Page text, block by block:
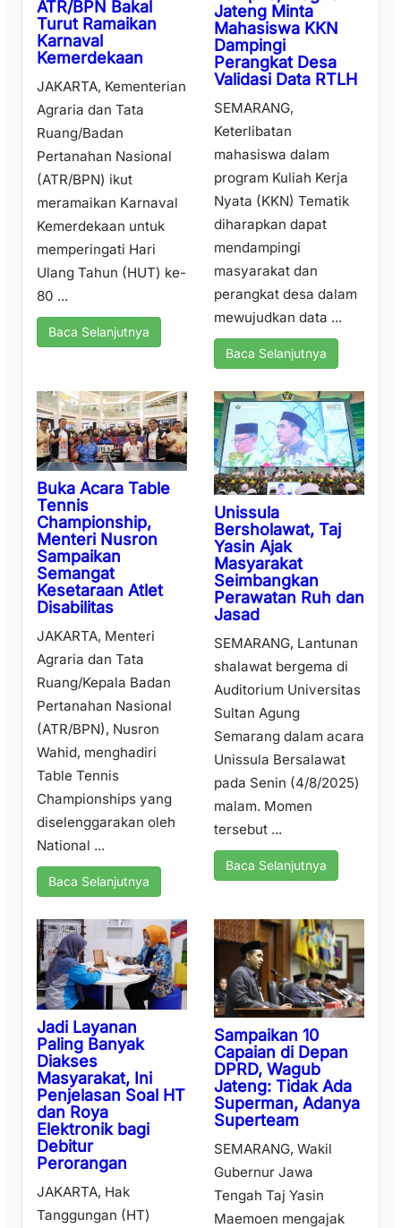
ATR/BPN Bakal
Turut Ramaikan
Karnaval
Kemerdekaan
JAKARTA, Kementerian
Agraria dan Tata
Ruang/Badan
Pertanahan Nasional
(ATR/BPN) ikut
meramaikan Karnaval
Kemerdekaan untuk
memperingati Hari
Ulang Tahun (HUT) ke-
80 ...
Baca Selanjutnya
Jateng Minta
Mahasiswa KKN
Dampingi
Perangkat Desa
Validasi Data RTLH
SEMARANG,
Keterlibatan
mahasiswa dalam
program Kuliah Kerja
Nyata (KKN) Tematik
diharapkan dapat
mendampingi
masyarakat dan
perangkat desa dalam
mewujudkan data ...
Baca Selanjutnya
Buka Acara Table
Tennis
Championship,
Menteri Nusron
Sampaikan
Semangat
Kesetaraan Atlet
Disabilitas
JAKARTA, Menteri
Agraria dan Tata
Ruang/Kepala Badan
Pertanahan Nasional
(ATR/BPN), Nusron
Wahid, menghadiri
Table Tennis
Championships yang
diselenggarakan oleh
National ...
Baca Selanjutnya
Unissula
Bersholawat, Taj
Yasin Ajak
Masyarakat
Seimbangkan
Perawatan Ruh dan
Jasad
SEMARANG, Lantunan
shalawat bergema di
Auditorium Universitas
Sultan Agung
Semarang dalam acara
Unissula Bersalawat
pada Senin (4/8/2025)
malam. Momen
tersebut ...
Baca Selanjutnya
Jadi Layanan
Paling Banyak
Diakses
Masyarakat, Ini
Penjelasan Soal HT
dan Roya
Elektronik bagi
Debitur
Perorangan
JAKARTA, Hak
Tanggungan (HT)
Sampaikan 10
Capaian di Depan
DPRD, Wagub
Jateng: Tidak Ada
Superman, Adanya
Superteam
SEMARANG, Wakil
Gubernur Jawa
Tengah Taj Yasin
Maemoen mengajak